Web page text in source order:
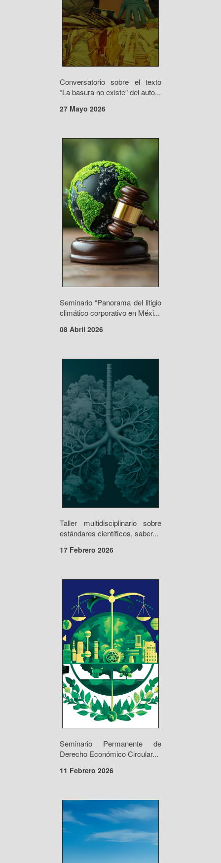
Conversatorio sobre el texto
“La basura no existe” del auto...
27 Mayo 2026
Seminario “Panorama del litigio
climático corporativo en Méxi...
08 Abril 2026
Taller multidisciplinario sobre
estándares científicos, saber...
17 Febrero 2026
Seminario Permanente de
Derecho Económico Circular...
11 Febrero 2026